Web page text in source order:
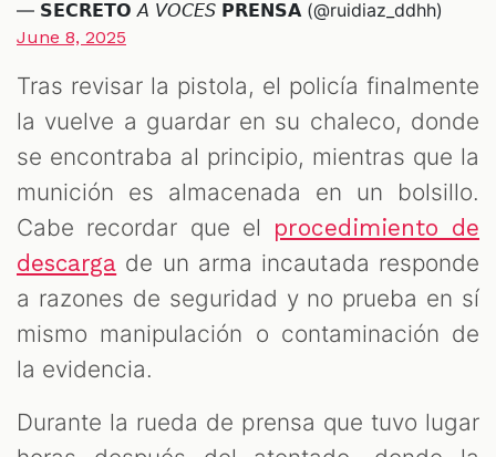
— 𝗦𝗘𝗖𝗥𝗘𝗧𝗢 𝘈 𝘝𝘖𝘊𝘌𝘚 𝗣𝗥𝗘𝗡𝗦𝗔 (@ruidiaz_ddhh)
June 8, 2025
Tras revisar la pistola, el policía finalmente
la vuelve a guardar en su chaleco, donde
se encontraba al principio, mientras que la
munición es almacenada en un bolsillo.
Cabe recordar que el procedimiento de
descarga de un arma incautada responde
a razones de seguridad y no prueba en sí
mismo manipulación o contaminación de
la evidencia.
Durante la rueda de prensa que tuvo lugar